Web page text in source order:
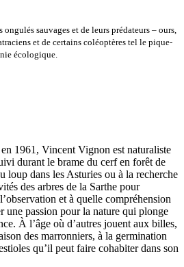
Marie de
sauvages et de leurs prédateurs – ours,
et de certains coléoptères tel le pique-
écologique.
1961, Vincent Vignon est naturaliste
durant le brame du cerf en forêt de
loup dans les Asturies ou à la recherche
des arbres de la Sarthe pour
et à quelle compréhension
une passion pour la nature qui plonge
À l’âge où d’autres jouent aux billes,
des marronniers, à la germination
qu’il peut faire cohabiter dans son